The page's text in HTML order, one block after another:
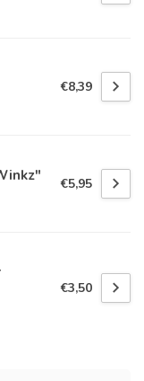
€8,39
€5,95
€3,50